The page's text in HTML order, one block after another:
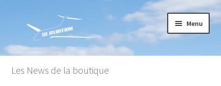
la
navigation
contenu
Menu
Accueil
Les News de la boutique